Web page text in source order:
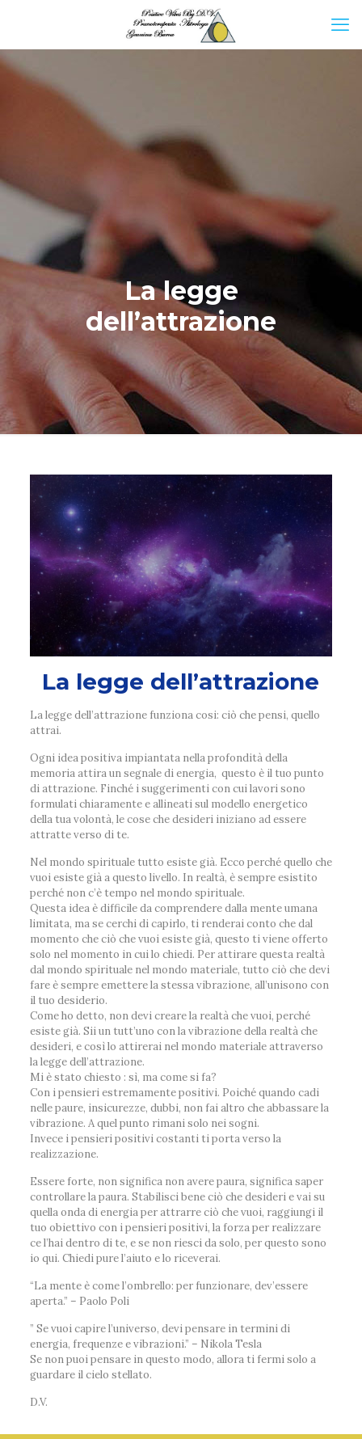
La legge
dell’attrazione
La legge dell’attrazione
La legge dell’attrazione funziona cosi: ciò che pensi, quello
attrai.
Ogni idea positiva impiantata nella profondità della
memoria attira un segnale di energia, questo è il tuo punto
di attrazione. Finché i suggerimenti con cui lavori sono
formulati chiaramente e allineati sul modello energetico
della tua volontà, le cose che desideri iniziano ad essere
attratte verso di te.
Nel mondo spirituale tutto esiste già. Ecco perché quello che
vuoi esiste già a questo livello. In realtà, è sempre esistito
perché non c’è tempo nel mondo spirituale.
Questa idea è difficile da comprendere dalla mente umana
limitata, ma se cerchi di capirlo, ti renderai conto che dal
momento che ciò che vuoi esiste già, questo ti viene offerto
solo nel momento in cui lo chiedi. Per attirare questa realtà
dal mondo spirituale nel mondo materiale, tutto ciò che devi
fare è sempre emettere la stessa vibrazione, all’unisono con
il tuo desiderio.
Come ho detto, non devi creare la realtà che vuoi, perché
esiste già. Sii un tutt’uno con la vibrazione della realtà che
desideri, e così lo attirerai nel mondo materiale attraverso
la legge dell’attrazione.
Mi è stato chiesto : sì, ma come si fa?
Con i pensieri estremamente positivi. Poiché quando cadi
nelle paure, insicurezze, dubbi, non fai altro che abbassare la
vibrazione. A quel punto rimani solo nei sogni.
Invece i pensieri positivi costanti ti porta verso la
realizzazione.
Essere forte, non significa non avere paura, significa saper
controllare la paura. Stabilisci bene ciò che desideri e vai su
quella onda di energia per attrarre ciò che vuoi, raggiungi il
tuo obiettivo con i pensieri positivi, la forza per realizzare
ce l’hai dentro di te, e se non riesci da solo, per questo sono
io qui. Chiedi pure l’aiuto e lo riceverai.
“La mente è come l’ombrello: per funzionare, dev’essere
aperta.” – Paolo Poli
” Se vuoi capire l’universo, devi pensare in termini di
energia, frequenze e vibrazioni.” – Nikola Tesla
Se non puoi pensare in questo modo, allora ti fermi solo a
guardare il cielo stellato.
D.V.